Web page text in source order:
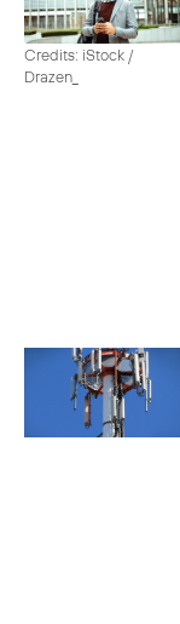
Credits: iStock /
Drazen_